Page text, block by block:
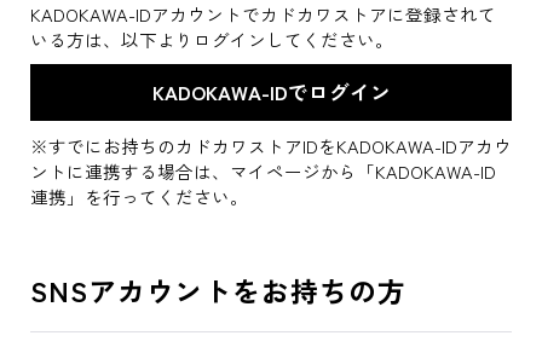
KADOKAWA-IDアカウントでカドカワストアに登録されて
いる方は、以下よりログインしてください。
※すでにお持ちのカドカワストアIDをKADOKAWA-IDアカウ
ントに連携する場合は、マイページから「KADOKAWA-ID
連携」を行ってください。
SNSアカウントをお持ちの方